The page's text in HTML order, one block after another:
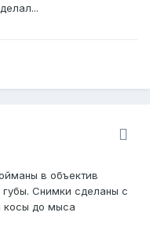
в объектив
губы. Снимки сделаны с
косы до мыса